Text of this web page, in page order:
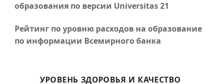
образования по версии Universitas 21
Рейтинг по уровню расходов на образование
по информации Всемирного банка
УРОВЕНЬ ЗДОРОВЬЯ И КАЧЕСТВО